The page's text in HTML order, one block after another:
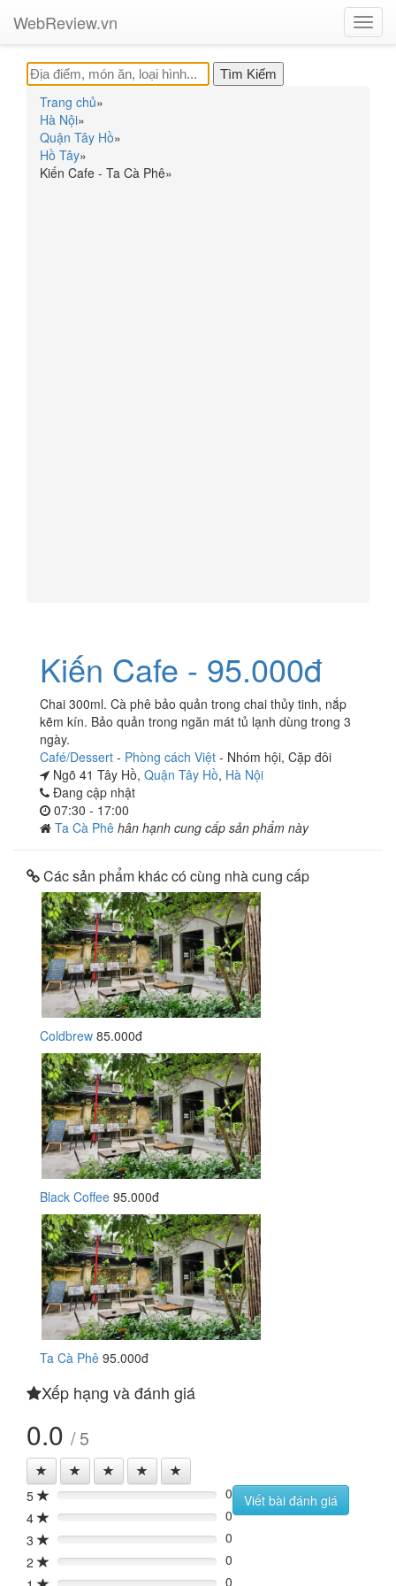
WebReview.vn
Trang chủ»
Hà Nội»
Quận Tây Hồ»
Hồ Tây»
Kiến Cafe - Ta Cà Phê»
Kiến Cafe - 95.000đ
Chai 300ml. Cà phê bảo quản trong chai thủy tinh, nắp
kẽm kín. Bảo quản trong ngăn mát tủ lạnh dùng trong 3
ngày.
Café/Dessert - Phòng cách Việt - Nhóm hội, Cặp đôi
Ngõ 41 Tây Hồ, Quận Tây Hồ, Hà Nội
Đang cập nhật
07:30 - 17:00
Ta Cà Phê hân hạnh cung cấp sản phẩm này
Các sản phẩm khác có cùng nhà cung cấp
Coldbrew 85.000đ
Black Coffee 95.000đ
Ta Cà Phê 95.000đ
Xếp hạng và đánh giá
0.0 / 5
5 0%
0
4
0%
0
3
0%
0
2
0%
0
0
Viết bài đánh giá